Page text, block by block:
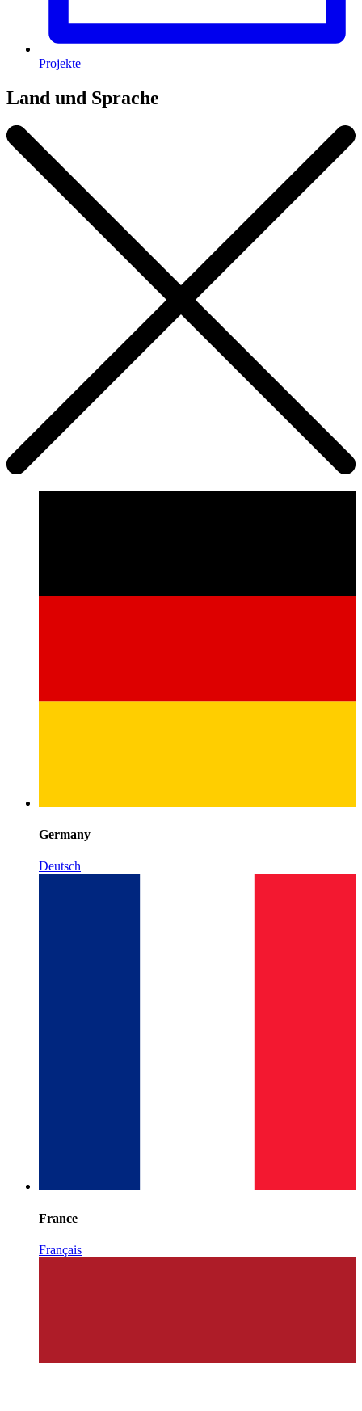
Projekte
Land und Sprache
Germany
Deutsch
France
Français